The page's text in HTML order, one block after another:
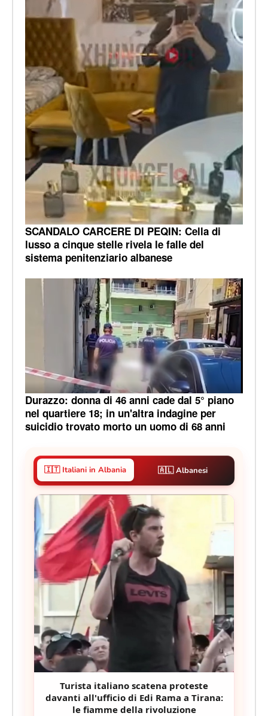
SCANDALO CARCERE DI PEQIN: Cella di
lusso a cinque stelle rivela le falle del
sistema penitenziario albanese
Durazzo: donna di 46 anni cade dal 5° piano
nel quartiere 18; in un'altra indagine per
suicidio trovato morto un uomo di 68 anni
🇮🇹 Italiani in Albania 🇦🇱 Albanesi
Turista italiano scatena proteste
davanti all'ufficio di Edi Rama a Tirana:
le fiamme della rivoluzione